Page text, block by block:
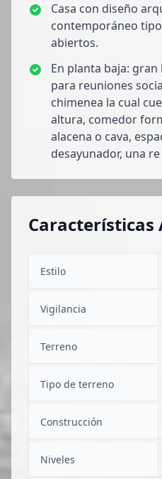
Casa con diseño
contemporáneo
abiertos.
En planta baja:
para reuniones
chimenea la cual
altura, comedor
alacena o cava,
desayunador, una re
Características
Estilo
Vigilancia
Terreno
Tipo de terreno
Construcción
Niveles